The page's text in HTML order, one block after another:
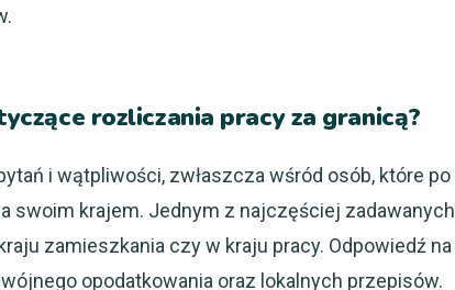
rozliczania pracy za granicą?
i wątpliwości, zwłaszcza wśród osób, które po
swoim krajem. Jednym z najczęściej zadawanych
zamieszkania czy w kraju pracy. Odpowiedź na
opodatkowania oraz lokalnych przepisów.